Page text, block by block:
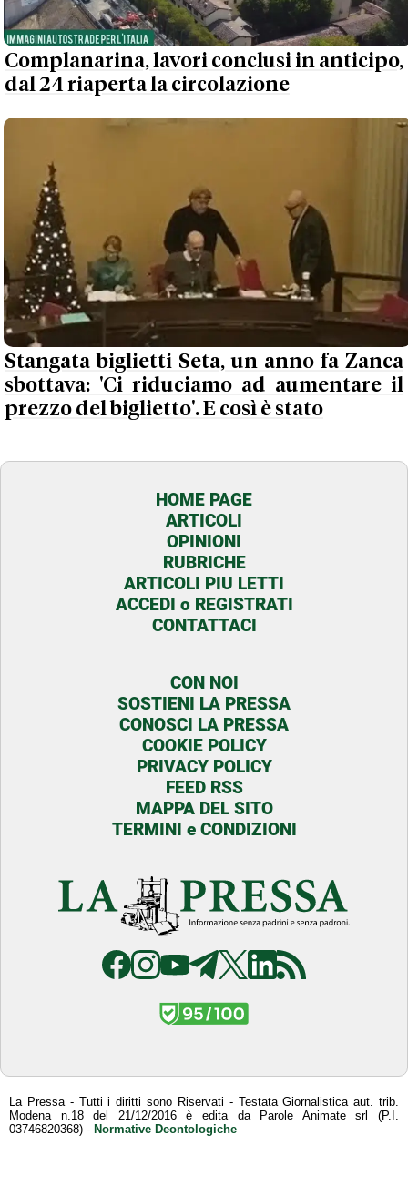
Complanarina, lavori conclusi in anticipo,
dal 24 riaperta la circolazione
Stangata biglietti Seta, un anno fa Zanca
sbottava: 'Ci riduciamo ad aumentare il
prezzo del biglietto'. E così è stato
HOME PAGE
ARTICOLI
OPINIONI
RUBRICHE
ARTICOLI PIU LETTI
ACCEDI o REGISTRATI
CONTATTACI
CON NOI
SOSTIENI LA PRESSA
CONOSCI LA PRESSA
COOKIE POLICY
PRIVACY POLICY
FEED RSS
MAPPA DEL SITO
TERMINI e CONDIZIONI
La Pressa - Tutti i diritti sono Riservati - Testata Giornalistica aut. trib.
Modena n.18 del 21/12/2016 è edita da Parole Animate srl (P.I.
03746820368) - Normative Deontologiche